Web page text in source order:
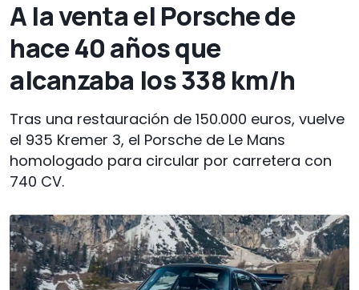
A la venta el Porsche de
hace 40 años que
alcanzaba los 338 km/h
Tras una restauración de 150.000 euros, vuelve
el 935 Kremer 3, el Porsche de Le Mans
homologado para circular por carretera con
740 CV.